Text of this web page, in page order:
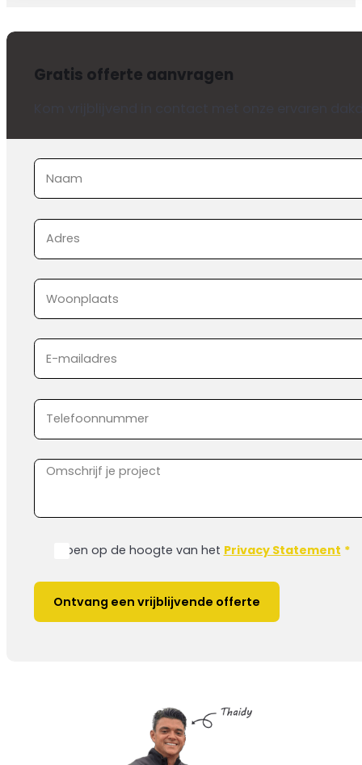
Gratis offerte aanvragen
Sectie
Ik ben op de hoogte van het Privacy Statement *
Ontvang een vrijblijvende offerte